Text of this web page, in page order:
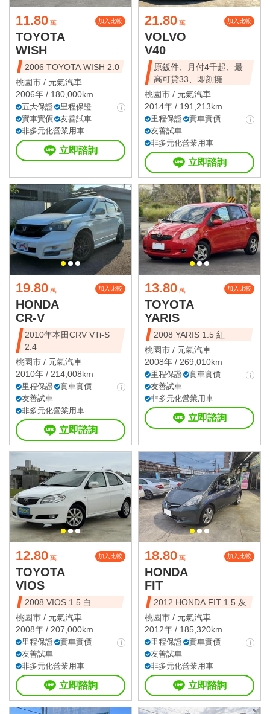
11.80 萬 加入比較
TOYOTA
WISH
2006 TOYOTA WISH 2.0
桃園市 / 元氣汽車
2006年 / 180,000km
五大保證
里程保證
實車實價
友善試車
非多元化營業用車
立即諮詢
21.80 萬 加入比較
VOLVO
V40
原鈑件、月付4千起、最
高可貸33、即刻擁
桃園市 / 元氣汽車
2014年 / 191,213km
里程保證
實車實價
友善試車
非多元化營業用車
立即諮詢
19.80 萬 加入比較
HONDA
CR-V
2010年本田CRV VTi-S
2.4
桃園市 / 元氣汽車
2010年 / 214,008km
里程保證
實車實價
友善試車
非多元化營業用車
立即諮詢
13.80 萬 加入比較
TOYOTA
YARIS
2008 YARIS 1.5 紅
桃園市 / 元氣汽車
2008年 / 269,010km
里程保證
實車實價
友善試車
非多元化營業用車
立即諮詢
12.80 萬 加入比較
TOYOTA
VIOS
2008 VIOS 1.5 白
桃園市 / 元氣汽車
2008年 / 207,000km
里程保證
實車實價
友善試車
非多元化營業用車
立即諮詢
18.80 萬 加入比較
HONDA
FIT
2012 HONDA FIT 1.5 灰
桃園市 / 元氣汽車
2012年 / 185,320km
里程保證
實車實價
友善試車
非多元化營業用車
立即諮詢